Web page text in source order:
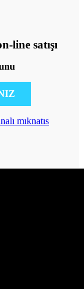
line satışı